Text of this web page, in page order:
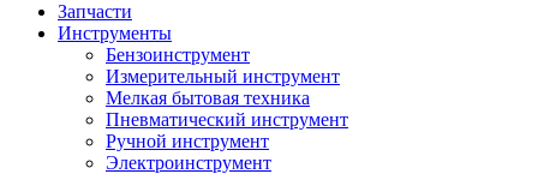
Запчасти
Инструменты
Бензоинструмент
Измерительный инструмент
Мелкая бытовая техника
Пневматический инструмент
Ручной инструмент
Электроинструмент